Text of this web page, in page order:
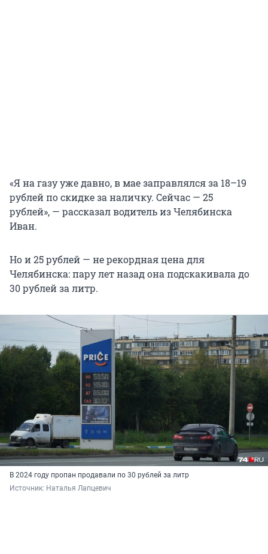
«Я на газу уже давно, в мае заправлялся за 18–19
рублей по скидке за наличку. Сейчас — 25
рублей», — рассказал водитель из Челябинска
Иван.
Но и 25 рублей — не рекордная цена для
Челябинска: пару лет назад она подскакивала до
30 рублейза литр.
В 2024 году пропан продавали по 30 рублей за литр
Источник: Наталья Лапцевич